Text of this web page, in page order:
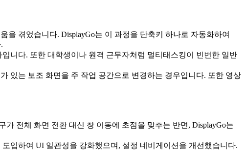
을 겪었습니다. DisplayGo는 이 과정을 단축키 하나로 자동화하여
니다. 또한 대학생이나 원격 근무자처럼 멀티태스킹이 빈번한 일반
있는 보조 화면을 주 작업 공간으로 변경하는 경우입니다. 또한 영상
전체 화면 전환 대신 창 이동에 초점을 맞추는 반면, DisplayGo는
입하여 UI 일관성을 강화했으며, 설정 네비게이션을 개선했습니다.